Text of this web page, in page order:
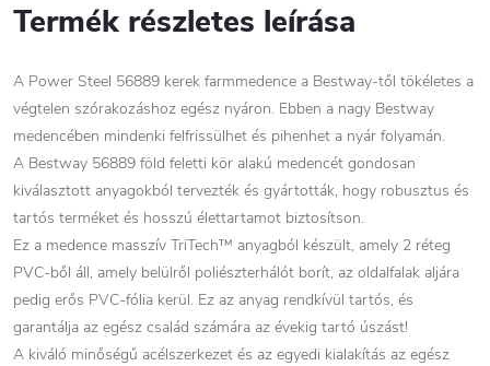
Termék részletes leírása
A Power Steel 56889 kerek farmmedence a Bestway-től tökéletes a
végtelen szórakozáshoz egész nyáron. Ebben a nagy Bestway
medencében mindenki felfrissülhet és pihenhet a nyár folyamán.
A Bestway 56889 föld feletti kör alakú medencét gondosan
kiválasztott anyagokból tervezték és gyártották, hogy robusztus és
tartós terméket és hosszú élettartamot biztosítson.
Ez a medence masszív TriTech™ anyagból készült, amely 2 réteg
PVC-ből áll, amely belülről poliészterhálót borít, az oldalfalak aljára
pedig erős PVC-fólia kerül. Ez az anyag rendkívül tartós, és
garantálja az egész család számára az évekig tartó úszást!
A kiváló minőségű acélszerkezet és az egyedi kialakítás az egész